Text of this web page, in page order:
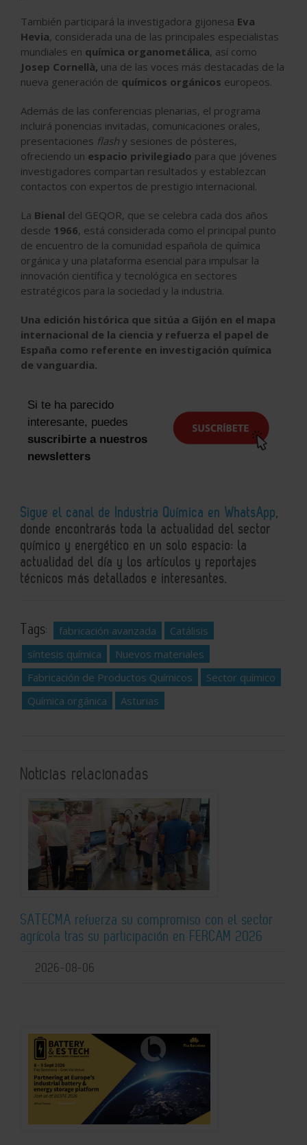
También participará la investigadora gijonesa Eva
Hevia, considerada una de las principales especialistas
mundiales en química organometálica, así como
Josep Cornellà, una de las voces más destacadas de la
nueva generación de químicos orgánicos europeos.
Además de las conferencias plenarias, el programa
incluirá ponencias invitadas, comunicaciones orales,
presentaciones flash y sesiones de pósteres,
ofreciendo un espacio privilegiado para que jóvenes
investigadores compartan resultados y establezcan
contactos con expertos de prestigio internacional.
La Bienal del GEQOR, que se celebra cada dos años
desde 1966, está considerada como el principal punto
de encuentro de la comunidad española de química
orgánica y una plataforma esencial para impulsar la
innovación científica y tecnológica en sectores
estratégicos para la sociedad y la industria.
Una edición histórica que sitúa a Gijón en el mapa
internacional de la ciencia y refuerza el papel de
España como referente en investigación química
de vanguardia.
Si te ha parecido
interesante, puedes
suscribirte a nuestros
newsletters
Sigue el canal de Industria Química en WhatsApp,
donde encontrarás toda la actualidad del sector
químico y energético en un solo espacio: la
actualidad del día y los artículos y reportajes
técnicos más detallados e interesantes.
Tags: fabricación avanzada
Catálisis
síntesis química
Nuevos materiales
Fabricación de Productos Químicos
Sector químico
Química orgánica
Asturias
Noticias relacionadas
SATECMA refuerza su compromiso con el sector
agrícola tras su participación en FERCAM 2026
2026-08-06